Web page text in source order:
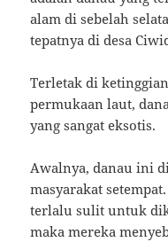
alam di sebelah
tepatnya di desa
Terletak di
permukaan laut,
yang sangat eksotis.
Awalnya, danau ini
masyarakat
terlalu sulit untuk
maka mereka